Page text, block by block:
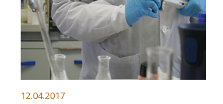
12.04.2017